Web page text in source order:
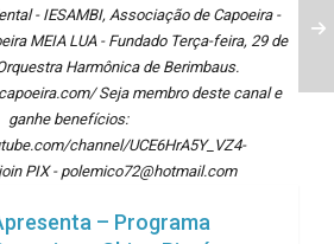
- IESAMBI, Associação de Capoeira -
MEIA LUA - Fundado Terça-feira, 29 de
Harmônica de Berimbaus.
Seja membro deste canal e
ganhe benefícios:
channel/UCE6HrA5Y_VZ4-
PIX - polemico72@hotmail.com
– Programa